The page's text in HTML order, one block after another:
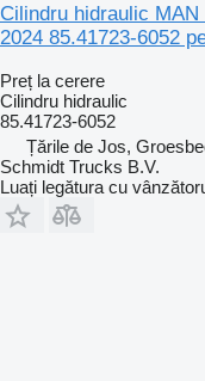
Cilindru hidraulic
2024 85.41723-6052
Preț la cerere
Cilindru hidraulic
85.41723-6052
Țările de Jos,
Schmidt Trucks B.V.
Luați legătura cu